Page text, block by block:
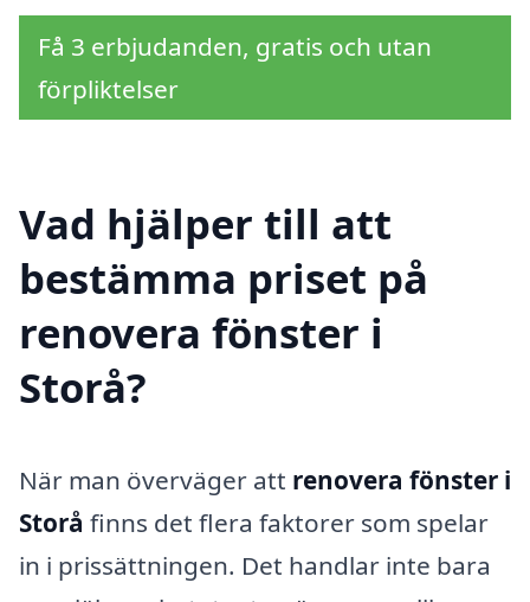
Få 3 erbjudanden, gratis och utan
förpliktelser
Vad hjälper till att
bestämma priset på
renovera fönster i
Storå?
När man överväger att renovera fönster i
Storå finns det flera faktorer som spelar
in i prissättningen. Det handlar inte bara